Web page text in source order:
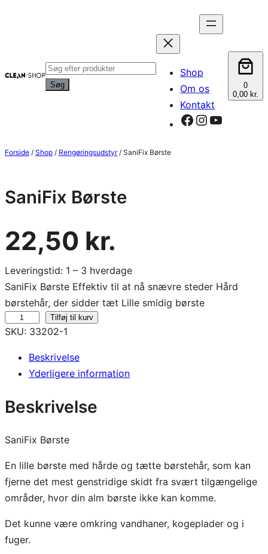
Products
search
Søg
Shop
Om os
Kontakt
Facebook
Instagram
YouTube
0
0,00 kr.
Forside / Shop / Rengøringsudstyr/ SaniFix Børste
SaniFix Børste
22,50 kr.
Leveringstid: 1 – 3 hverdage
SaniFix Børste Effektiv til at nå snævre steder Hård
børstehår, der sidder tæt Lille smidig børste
a
i
x
ø
r
s
t
a
n
Tilføj til kurv
SKU: 33202-1
Beskrivelse
Yderligere information
Beskrivelse
SaniFix Børste
En lille børste med hårde og tætte børstehår, som kan
fjerne det mest genstridige skidt fra svært tilgængelige
områder, hvor din alm børste ikke kan komme.
Det kunne være omkring vandhaner, kogeplader og i
fuger.